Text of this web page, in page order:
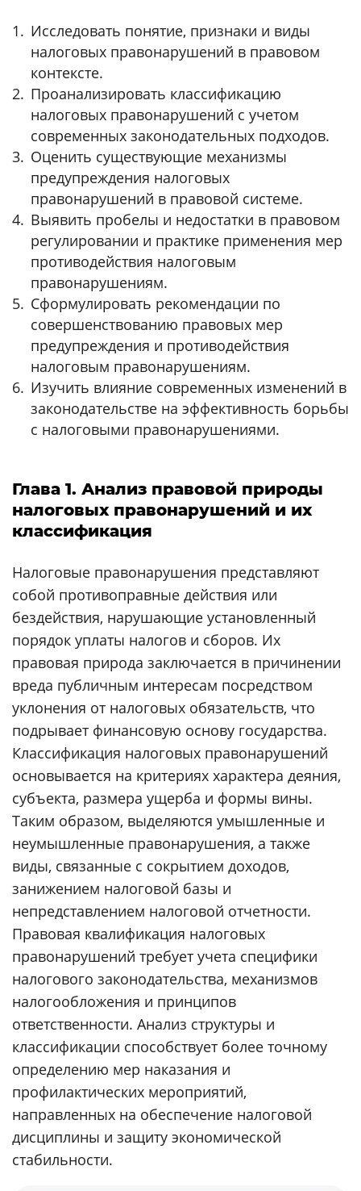
Исследовать понятие, признаки и виды
налоговых правонарушений в правовом
контексте.
Проанализировать классификацию
налоговых правонарушений с учетом
современных законодательных подходов.
Оценить существующие механизмы
предупреждения налоговых
правонарушений в правовой системе.
Выявить пробелы и недостатки в правовом
регулировании и практике применения мер
противодействия налоговым
правонарушениям.
Сформулировать рекомендации по
совершенствованию правовых мер
предупреждения и противодействия
налоговым правонарушениям.
Изучить влияние современных изменений в
законодательстве на эффективность борьбы
с налоговыми правонарушениями.
Глава 1. Анализ правовой природы
налоговых правонарушений и их
классификация
Налоговые правонарушения представляют
собой противоправные действия или
бездействия, нарушающие установленный
порядок уплаты налогов и сборов. Их
правовая природа заключается в причинении
вреда публичным интересам посредством
уклонения от налоговых обязательств, что
подрывает финансовую основу государства.
Классификация налоговых правонарушений
основывается на критериях характера деяния,
субъекта, размера ущерба и формы вины.
Таким образом, выделяются умышленные и
неумышленные правонарушения, а также
виды, связанные с сокрытием доходов,
занижением налоговой базы и
непредставлением налоговой отчетности.
Правовая квалификация налоговых
правонарушений требует учета специфики
налогового законодательства, механизмов
налогообложения и принципов
ответственности. Анализ структуры и
классификации способствует более точному
определению мер наказания и
профилактических мероприятий,
направленных на обеспечение налоговой
дисциплины и защиту экономической
стабильности.